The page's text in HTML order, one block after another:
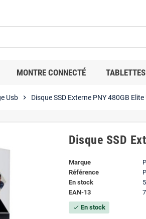
MONTRE CONNECTÉ TABLETTES
Usb chevron_right Disque SSD Externe PNY 480GB Elite
Disque SSD
Marque
Référence
En stock
EAN-13
check En stock